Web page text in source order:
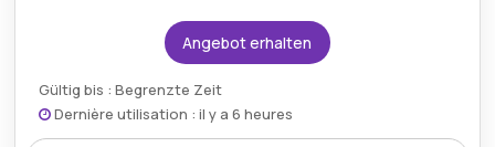
Angebot erhalten
Gültig bis : Begrenzte Zeit
Dernière utilisation : il y a 6 heures